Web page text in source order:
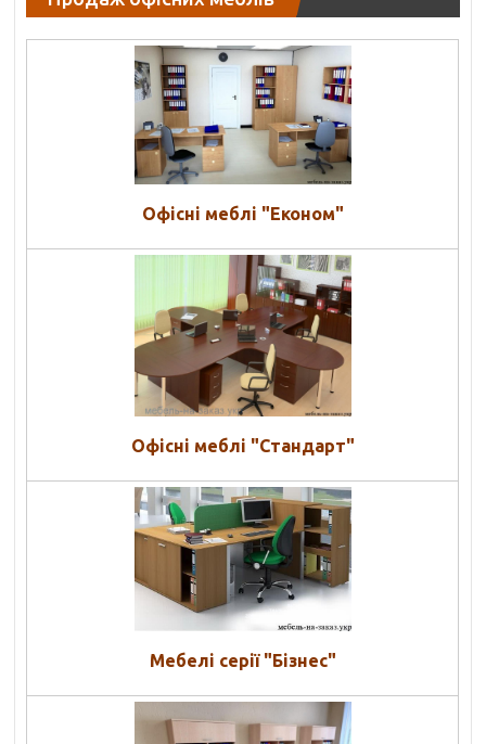
Офісні меблі "Економ"
Офісні меблі "Стандарт"
Мебелі серії "Бізнес"